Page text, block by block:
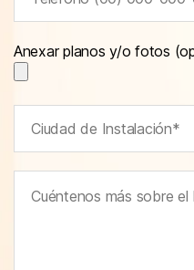
Anexar planos y/o fotos